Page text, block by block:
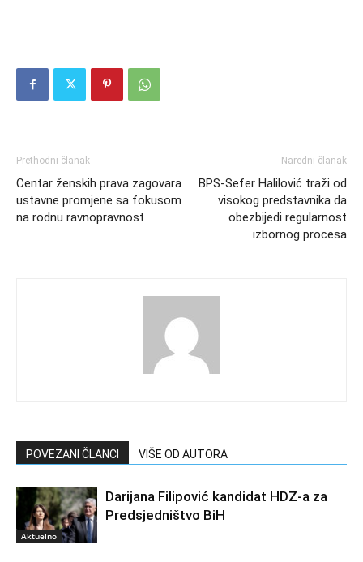
Prethodni članak
Centar ženskih prava zagovara
ustavne promjene sa fokusom
na rodnu ravnopravnost
Naredni članak
BPS-Sefer Halilović traži od
visokog predstavnika da
obezbijedi regularnost
izbornog procesa
POVEZANI ČLANCI VIŠE OD AUTORA
Aktuelno
Darijana Filipović kandidat HDZ-a za
Predsjedništvo BiH